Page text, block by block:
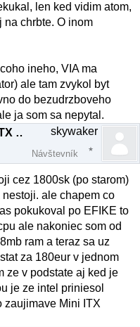
len ked vidim atom,
na chrbte. O inom
ineho, VIA ma
ale tam zvykol byt
do bezudrzboveho
ja som sa nepytal.
Re: Rozhodnutie: ktorá ITX je lepsia
skywaker
Návštevník
cez 1800sk (po starom)
ale chapem co
pokukoval po EFIKE to
ale nakoniec som od
ram a teraz sa uz
za 180eur v jednom
ze v podstate aj ked je
je ze intel priniesol
zaujimave Mini ITX